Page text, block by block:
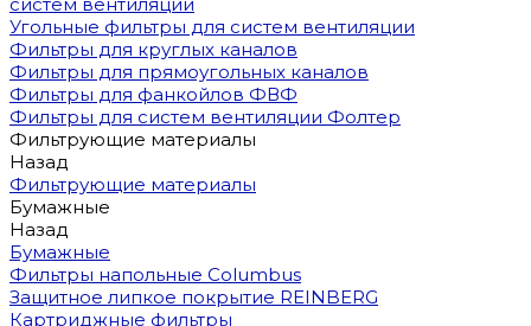
Угольные фильтры для систем вентиляции
Фильтры для круглых каналов
Фильтры для прямоугольных каналов
Фильтры для фанкойлов ФВФ
Фильтры для систем вентиляции Фолтер
Фильтрующие материалы
Назад
Фильтрующие материалы
Бумажные
Назад
Бумажные
Фильтры напольные Columbus
Защитное липкое покрытие REINBERG
Картриджные фильтры